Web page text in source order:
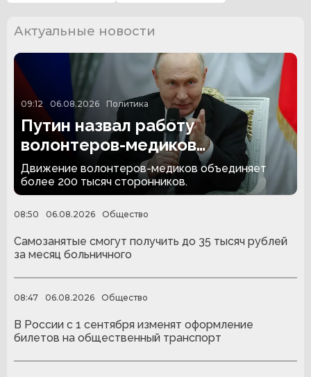
Актуальные новости
09:12 06.08.2026 Политика
Путин назвал работу
волонтеров-медиков
достойной глубокого уважения
Движение волонтеров-медиков объединяет
более 200 тысяч сторонников.
08:50 06.08.2026 Общество
Самозанятые смогут получить до 35 тысяч рублей
за месяц больничного
08:47 06.08.2026 Общество
В России с 1 сентября изменят оформление
билетов на общественный транспорт